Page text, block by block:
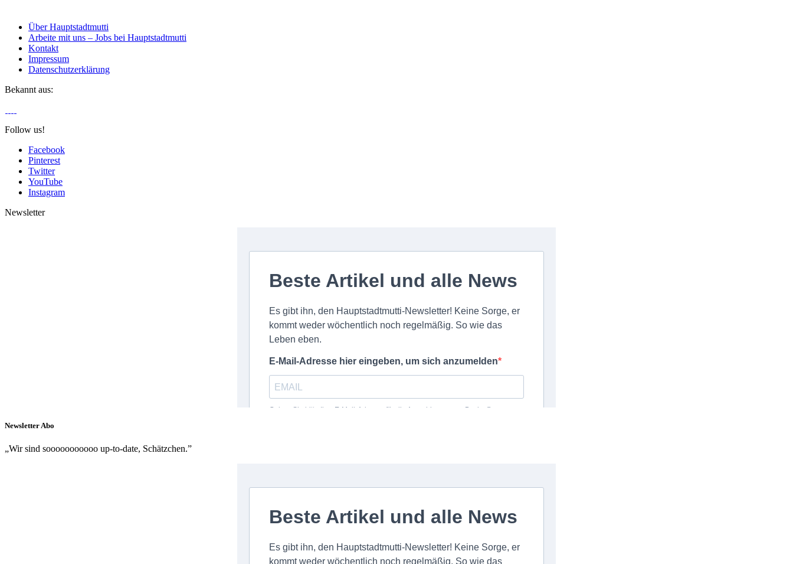
Über Hauptstadtmutti
Arbeite mit uns – Jobs bei Hauptstadtmutti
Kontakt
Impressum
Datenschutzerklärung
Bekannt aus:
Follow us!
Facebook
Pinterest
Twitter
YouTube
Instagram
Newsletter
Newsletter Abo
„Wir sind sooooooooooo up-to-date, Schätzchen.”